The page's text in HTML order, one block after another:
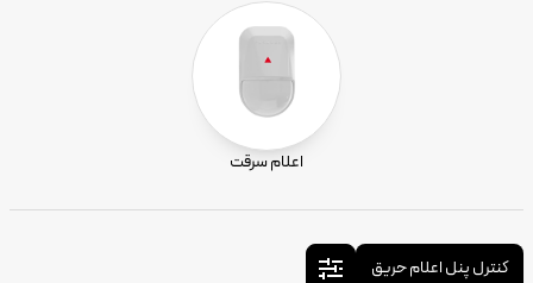
اعلام سرقت
کنترل پنل اعلام حریق